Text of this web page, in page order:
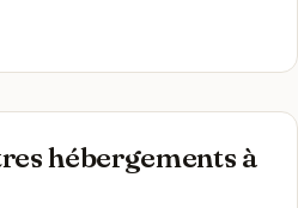
hébergements à